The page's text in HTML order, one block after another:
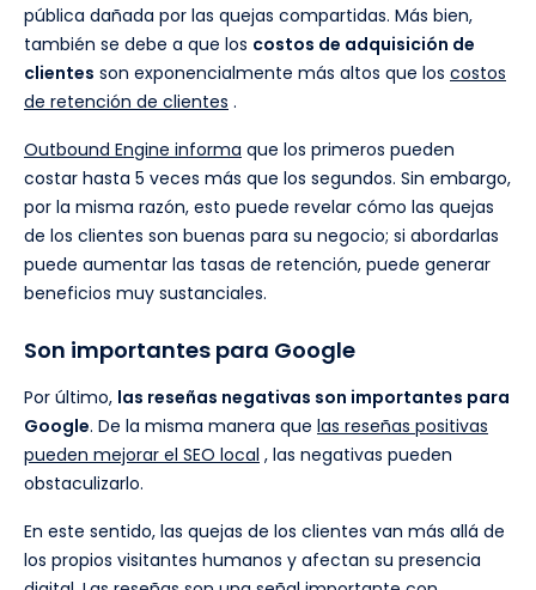
pública dañada por las quejas compartidas. Más bien,
también se debe a que los costos de adquisición de
clientes son exponencialmente más altos que los costos
de retención de clientes .
Outbound Engine informa que los primeros pueden
costar hasta 5 veces más que los segundos. Sin embargo,
por la misma razón, esto puede revelar cómo las quejas
de los clientes son buenas para su negocio; si abordarlas
puede aumentar las tasas de retención, puede generar
beneficios muy sustanciales.
Son importantes para Google
Por último, las reseñas negativas son importantes para
Google. De la misma manera que las reseñas positivas
pueden mejorar el SEO local , las negativas pueden
obstaculizarlo.
En este sentido, las quejas de los clientes van más allá de
los propios visitantes humanos y afectan su presencia